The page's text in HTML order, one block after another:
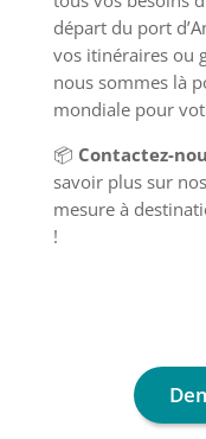
départ du port
vos itinéraires ou
nous sommes là
mondiale pour
📦 Contactez-
savoir plus sur
mesure à
!